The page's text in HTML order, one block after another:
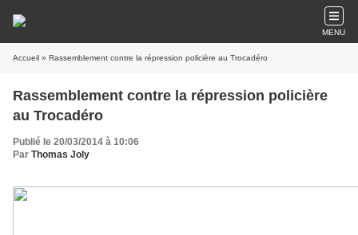
MENU
Accueil » Rassemblement contre la répression policière au Trocadéro
Rassemblement contre la répression policière
au Trocadéro
Publié le 20/03/2014 à 10:06
Par Thomas Joly